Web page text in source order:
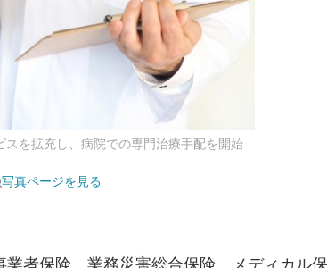
スを拡充し、病院での専門治療手配を開始
写真ページを見る
者保険、業務災害総合保険、メディカル保